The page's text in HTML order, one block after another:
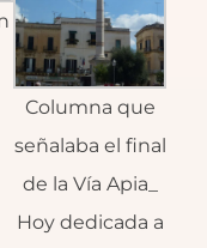
Columna que
señalaba el final
de la Vía Apia_
Hoy dedicada a